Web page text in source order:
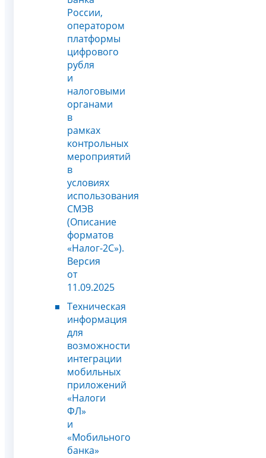
России,
оператором
платформы
цифрового
рубля
и
налоговыми
органами
в
рамках
контрольных
мероприятий
в
условиях
использования
СМЭВ
(Описание
форматов
«Налог-2С»).
Версия
от
11.09.2025
Техническая
информация
для
возможности
интеграции
мобильных
приложений
«Налоги
ФЛ»
и
«Мобильного
банка»